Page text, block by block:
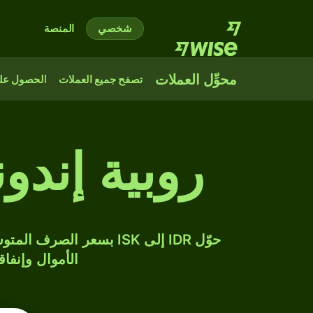
شخصي المنصة
محوِّل العملات تصفح جميع العملات الحصول
روبية
الأموال